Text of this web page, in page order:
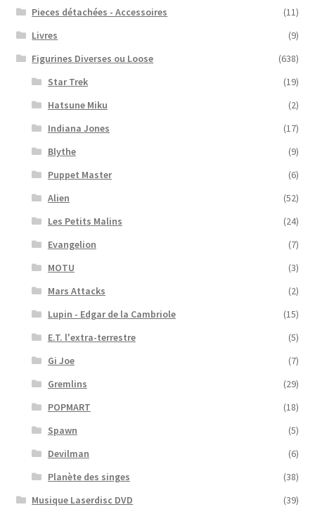
Pieces détachées - Accessoires
(11)
Livres
(9)
Figurines Diverses ou Loose
(638)
Star Trek
(19)
Hatsune Miku
(2)
Indiana Jones
(17)
Blythe
(9)
Puppet Master
(6)
Alien
(52)
Les Petits Malins
(24)
Evangelion
(7)
MOTU
(3)
Mars Attacks
(2)
Lupin - Edgar de la Cambriole
(15)
E.T. l'extra-terrestre
(5)
Gi Joe
(7)
Gremlins
(29)
POPMART
(18)
Spawn
(5)
Devilman
(6)
Planète des singes
(38)
Musique Laserdisc DVD
(39)